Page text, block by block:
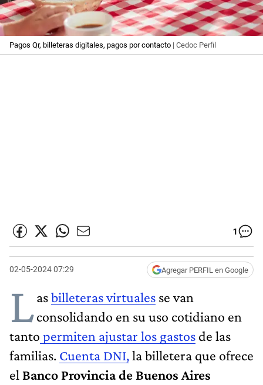
Pagos Qr, billeteras digitales, pagos por contacto | Cedoc Perfil
1
02-05-2024 07:29 Agregar PERFIL en Google
Lasbilleteras virtuales se van
consolidando en su uso cotidiano en
tanto permiten ajustar los gastos de las
familias. Cuenta DNI,la billetera que ofrece
el Banco Provincia de Buenos Aires